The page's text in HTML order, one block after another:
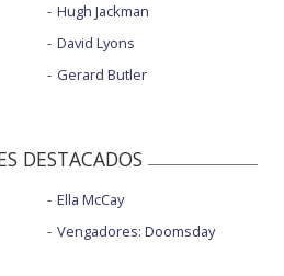
Hugh Jackman
David Lyons
Gerard Butler
DESTACADOS
Ella McCay
Vengadores: Doomsday